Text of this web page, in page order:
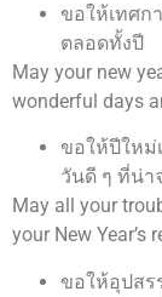
ขอให้เทศก
ตลอดทั้งปี
May your new
wonderful days
ขอให้ปีใหม่
วันดี ๆ ที่น่า
May all your
your New Year’s
ขอให้อุปสร